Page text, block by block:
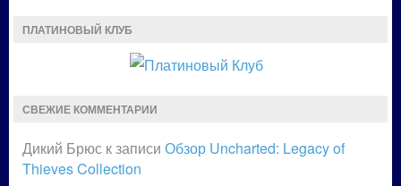
ПЛАТИНОВЫЙ КЛУБ
СВЕЖИЕ КОММЕНТАРИИ
Дикий Брюс к записи Обзор Uncharted: Legacy of
Thieves Collection